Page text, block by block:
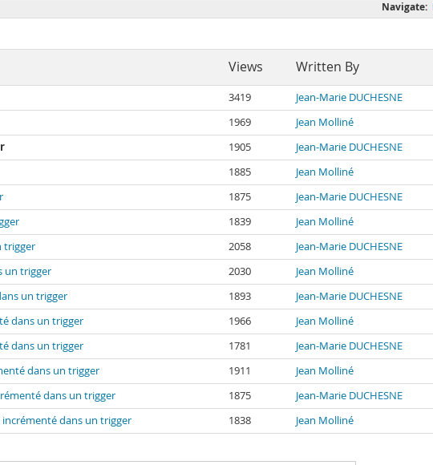
Navigate:
Views Written By
3419 Jean-Marie DUCHESNE
1969 Jean Molliné
1905 Jean-Marie DUCHESNE
1885 Jean Molliné
1875 Jean-Marie DUCHESNE
1839 Jean Molliné
trigger
2058 Jean-Marie DUCHESNE
un trigger
2030 Jean Molliné
un trigger
1893 Jean-Marie DUCHESNE
dans un trigger
1966 Jean Molliné
dans un trigger
1781 Jean-Marie DUCHESNE
dans un trigger
1911 Jean Molliné
dans un trigger
1875 Jean-Marie DUCHESNE
dans un trigger
1838 Jean Molliné